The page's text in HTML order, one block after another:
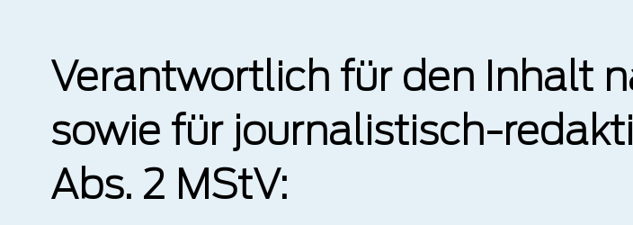
Verantwortlich für den Inhalt
sowie für journalistisch-
Abs. 2 MStV: